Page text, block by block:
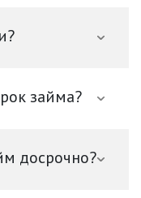
займа?
досрочно?